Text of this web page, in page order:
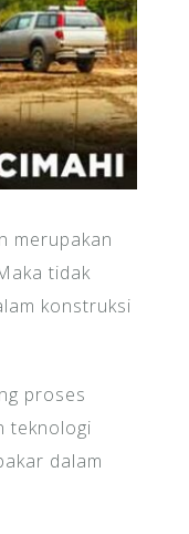
merupakan
tidak
konstruksi
proses
teknologi
dalam